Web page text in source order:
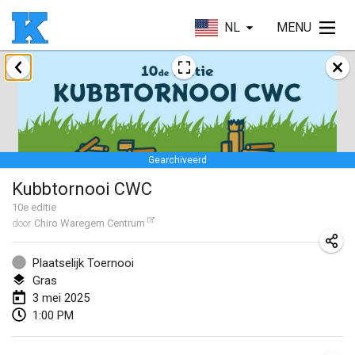
NL MENU
Gearchiveerd
Kubbtornooi CWC
10e editie
door Chiro Waregem Centrum
Plaatselijk Toernooi
Gras
3 mei 2025
1:00 PM
januari 2025
Skuffle for the Shovel
18 jan. 2025|Verenigde Staten
Lake Superior Ice Festival Kubb Tournament
25 jan. 2025 |Verenigde Staten
Winterkubb
26 jan. 2025|België
maart 2025
Kubbtornooi De Rode Lantaarn
15 mrt. 2025|België